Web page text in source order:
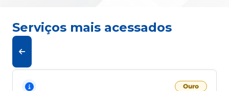
Serviços mais acessados
Ouro